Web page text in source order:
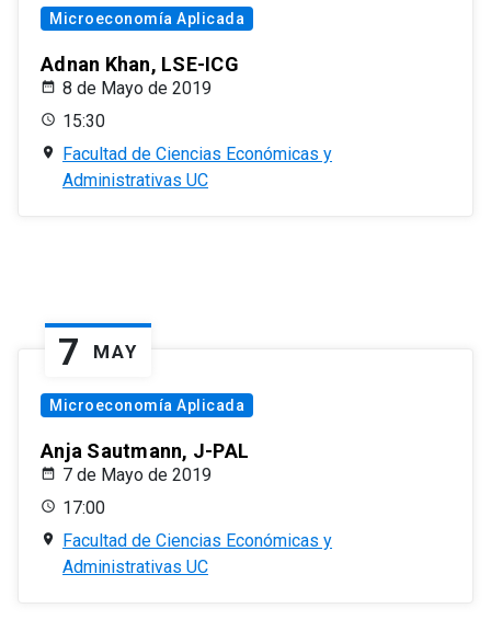
Microeconomía Aplicada
Adnan Khan, LSE-ICG
8 de Mayo de 2019
15:30
Facultad de Ciencias Económicas y
Administrativas UC
7 MAY
Microeconomía Aplicada
Anja Sautmann, J-PAL
7 de Mayo de 2019
17:00
Facultad de Ciencias Económicas y
Administrativas UC